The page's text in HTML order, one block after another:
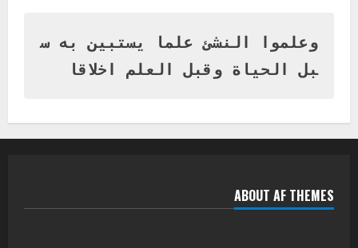
بنات بمحلية ود مدني الكبرى
أغسطس 3, 2026
يعلن تخفيض الرسوم الدراسية لهذا العام
بنسبة15%
وزير التربية والتعليم بالولاية يدشن ورشة
وعلموا النشئ علما يستبين به س
بل الحياة وقبل العلم اخلاقا
ABOUT AF THEMES